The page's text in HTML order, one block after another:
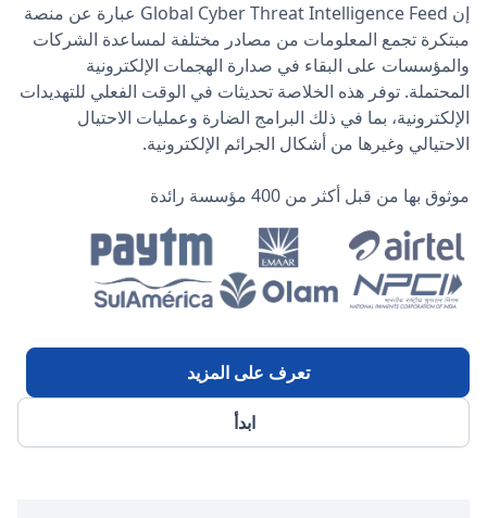
إن Global Cyber Threat Intelligence Feed عبارة عن منصة
مبتكرة تجمع المعلومات من مصادر مختلفة لمساعدة الشركات
والمؤسسات على البقاء في صدارة الهجمات الإلكترونية
المحتملة. توفر هذه الخلاصة تحديثات في الوقت الفعلي للتهديدات
الإلكترونية، بما في ذلك البرامج الضارة وعمليات الاحتيال
الاحتيالي وغيرها من أشكال الجرائم الإلكترونية.
موثوق بها من قبل أكثر من 400 مؤسسة رائدة
ابدأ
تعرف على المزيد